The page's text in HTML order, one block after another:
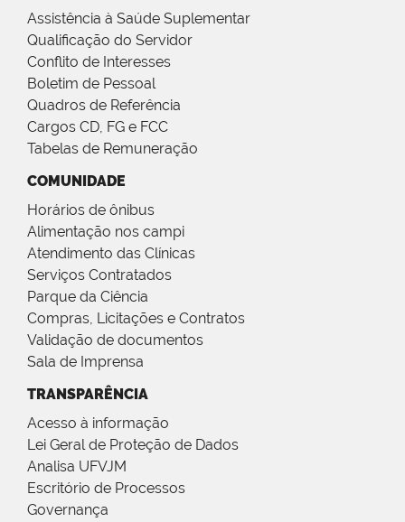
Assistência à Saúde Suplementar
Qualificação do Servidor
Conflito de Interesses
Boletim de Pessoal
Quadros de Referência
Cargos CD, FG e FCC
Tabelas de Remuneração
COMUNIDADE
Horários de ônibus
Alimentação nos campi
Atendimento das Clínicas
Serviços Contratados
Parque da Ciência
Compras, Licitações e Contratos
Validação de documentos
Sala de Imprensa
TRANSPARÊNCIA
Acesso à informação
Lei Geral de Proteção de Dados
Analisa UFVJM
Escritório de Processos
Governança